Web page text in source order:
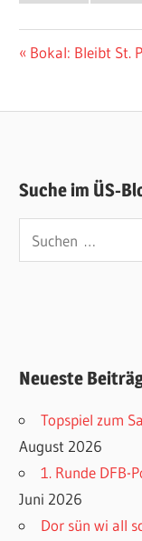
Vorheriger
Bokal: Bleibt St.
Suche im ÜS-
nach:
Neueste
Topspiel zum
August 2026
1. Runde DFB-
Juni 2026
Dor sün wi all